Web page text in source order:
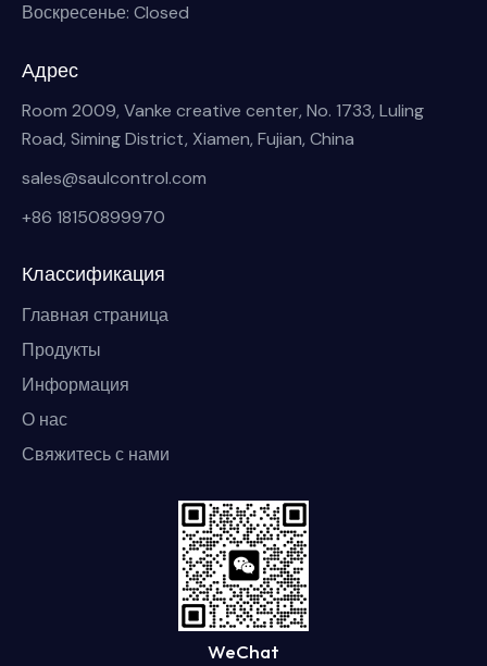
Воскресенье: Closed
Адрес
Room 2009, Vanke creative center, No. 1733, Luling
Road, Siming District, Xiamen, Fujian, China
sales@saulcontrol.com
+86 18150899970
Классификация
Главная страница
Продукты
Информация
О нас
Свяжитесь с нами
WeChat